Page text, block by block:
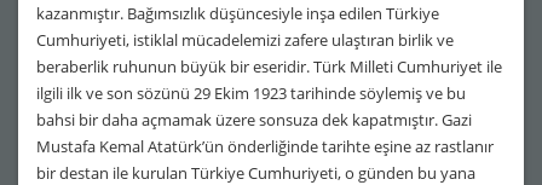
kazanmıştır. Bağımsızlık düşüncesiyle inşa edilen Türkiye
Cumhuriyeti, istiklal mücadelemizi zafere ulaştıran birlik ve
beraberlik ruhunun büyük bir eseridir. Türk Milleti Cumhuriyet ile
ilgili ilk ve son sözünü 29 Ekim 1923 tarihinde söylemiş ve bu
bahsi bir daha açmamak üzere sonsuza dek kapatmıştır. Gazi
Mustafa Kemal Atatürk’ün önderliğinde tarihte eşine az rastlanır
bir destan ile kurulan Türkiye Cumhuriyeti, o günden bu yana